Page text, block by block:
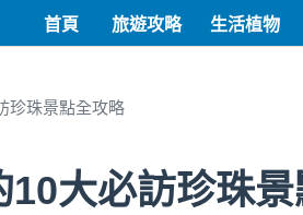
首頁 旅遊攻略 生活植物
珍珠景點全攻略
大必訪珍珠